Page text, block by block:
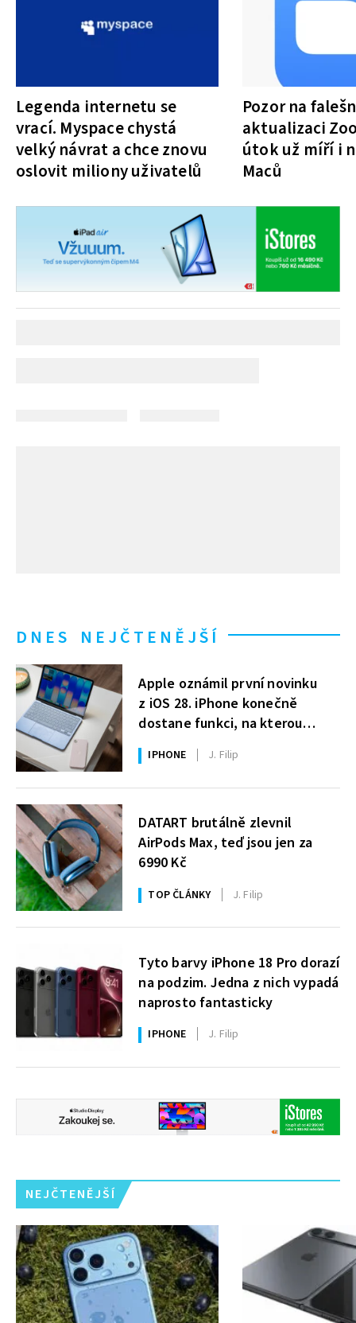
Legenda internetu se
vrací. Myspace chystá
velký návrat a chce znovu
oslovit miliony uživatelů
Pozor na
aktualizaci
útok už míří i
Maců
DNES NEJČTENĚJŠÍ
Apple oznámil první novinku
z iOS 28. iPhone konečně
dostane funkci, na kterou
uživatelé Windows čekají roky
IPHONE J. Filip
DATART brutálně zlevnil
AirPods Max, teď jsou jen za
6990 Kč
TOP ČLÁNKY J. Filip
Tyto barvy iPhone 18 Pro dorazí
na podzim. Jedna z nich vypadá
naprosto fantasticky
IPHONE J. Filip
NEJČTENĚJŠÍ